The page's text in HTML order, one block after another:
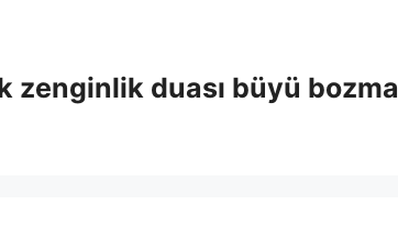
zenginlik duası büyü bozma